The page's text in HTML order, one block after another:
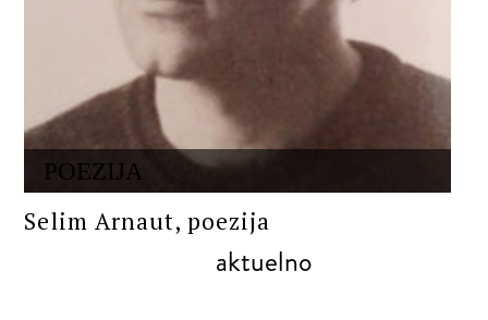
POEZIJA
Selim Arnaut, poezija
aktuelno